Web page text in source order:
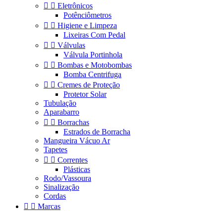
  Eletrônicos
Potênciômetros
  Higiene e Limpeza
Lixeiras Com Pedal
  Válvulas
Válvula Portinhola
  Bombas e Motobombas
Bomba Centrifuga
  Cremes de Proteção
Protetor Solar
Tubulação
Aparabarro
  Borrachas
Estrados de Borracha
Mangueira Vácuo Ar
Tapetes
  Correntes
Plásticas
Rodo/Vassoura
Sinalização
Cordas
  Marcas